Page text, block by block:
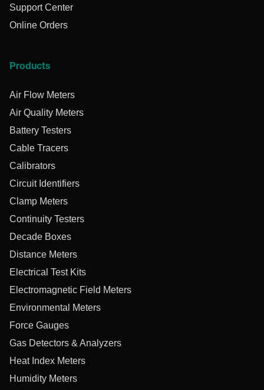
Support Center
Online Orders
Products
Air Flow Meters
Air Quality Meters
Battery Testers
Cable Tracers
Calibrators
Circuit Identifiers
Clamp Meters
Continuity Testers
Decade Boxes
Distance Meters
Electrical Test Kits
Electromagnetic Field Meters
Environmental Meters
Force Gauges
Gas Detectors & Analyzers
Heat Index Meters
Humidity Meters